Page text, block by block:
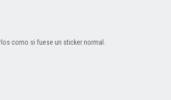
como si fuese un sticker normal.